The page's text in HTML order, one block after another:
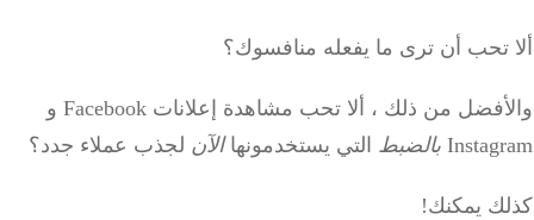
تحب أن ترى ما يفعله منافسوك؟
من ذلك ، ألا تحب مشاهدة
إعلانات Facebook و
بالضبطالتي يستخدمونهاالآنلجذب عملاء جدد؟
يمكنك!